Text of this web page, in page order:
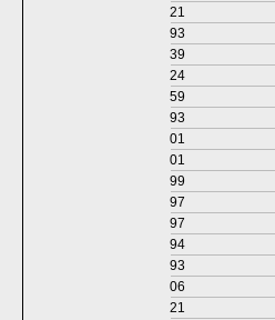
21
93
39
24
59
93
01
01
99
97
97
94
93
06
21